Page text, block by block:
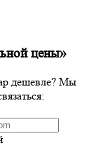
цены»
дешевле? Мы